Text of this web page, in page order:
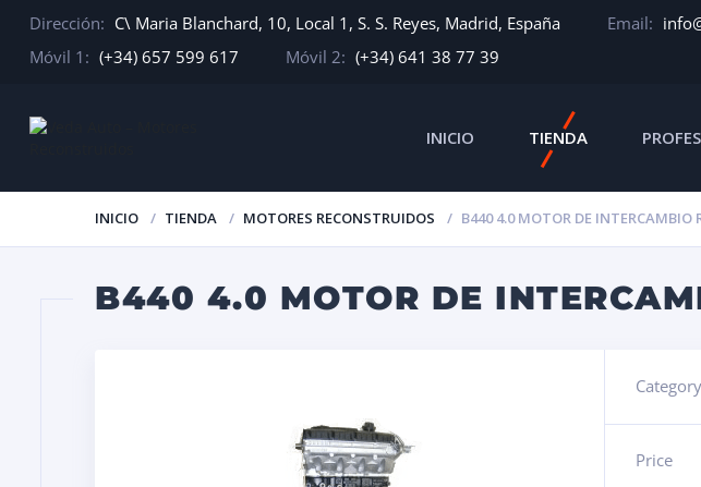
Dirección: C\ Maria Blanchard, 10, Local 1, S. S. Reyes, Madrid, España Email:
Móvil 1: (+34) 657 599 617 Móvil 2: (+34) 641 38 77 39
INICIO TIENDA
INICIO TIENDA MOTORES RECONSTRUIDOS B440 4.0 MOTOR DE INTERCAMBIO
B440 4.0 MOTOR DE
Price